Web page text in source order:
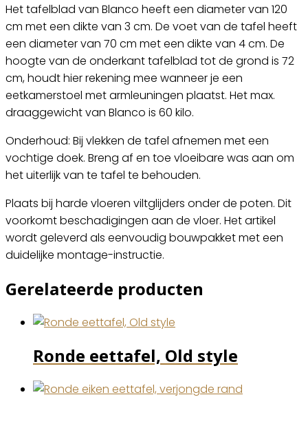
Het tafelblad van Blanco heeft een diameter van 120
cm met een dikte van 3 cm. De voet van de tafel heeft
een diameter van 70 cm met een dikte van 4 cm. De
hoogte van de onderkant tafelblad tot de grond is 72
cm, houdt hier rekening mee wanneer je een
eetkamerstoel met armleuningen plaatst. Het max.
draaggewicht van Blanco is 60 kilo.
Onderhoud: Bij vlekken de tafel afnemen met een
vochtige doek. Breng af en toe vloeibare was aan om
het uiterlijk van te tafel te behouden.
Plaats bij harde vloeren viltglijders onder de poten. Dit
voorkomt beschadigingen aan de vloer. Het artikel
wordt geleverd als eenvoudig bouwpakket met een
duidelijke montage-instructie.
Gerelateerde producten
Ronde eettafel, Old style